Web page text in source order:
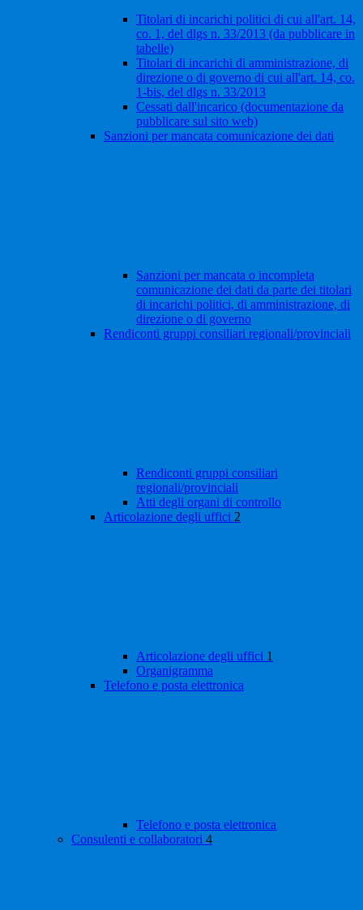
Titolari di incarichi politici di cui all'art. 14,
co. 1, del dlgs n. 33/2013 (da pubblicare in
tabelle)
Titolari di incarichi di amministrazione, di
direzione o di governo di cui all'art. 14, co.
1-bis, del dlgs n. 33/2013
Cessati dall'incarico (documentazione da
pubblicare sul sito web)
Sanzioni per mancata comunicazione dei dati
Sanzioni per mancata o incompleta
comunicazione dei dati da parte dei titolari
di incarichi politici, di amministrazione, di
direzione o di governo
Rendiconti gruppi consiliari regionali/provinciali
Rendiconti gruppi consiliari
regionali/provinciali
Atti degli organi di controllo
Articolazione degli uffici 2
Articolazione degli uffici 1
Organigramma
Telefono e posta elettronica
Telefono e posta elettronica
Consulenti e collaboratori 4